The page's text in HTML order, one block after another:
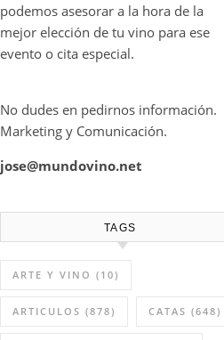
podemos asesorar a la hora de la
mejor elección de tu vino para ese
evento o cita especial.
No dudes en pedirnos información.
Marketing y Comunicación.
jose@mundovino.net
TAGS
ARTE Y VINO (10)
ARTICULOS (878) CATAS (648)